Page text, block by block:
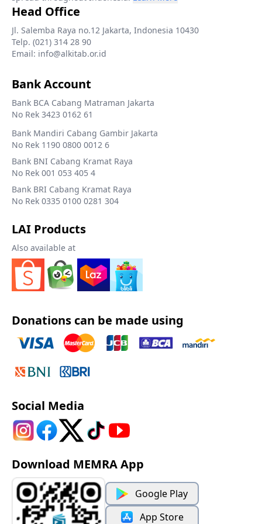
Head Office
Jl. Salemba Raya no.12 Jakarta, Indonesia 10430
Telp. (021) 314 28 90
Email: info@alkitab.or.id
Bank Account
Bank BCA Cabang Matraman Jakarta
No Rek 3423 0162 61
Bank Mandiri Cabang Gambir Jakarta
No Rek 1190 0800 0012 6
Bank BNI Cabang Kramat Raya
No Rek 001 053 405 4
Bank BRI Cabang Kramat Raya
No Rek 0335 0100 0281 304
LAI Products
Also available at
Donations can be made using
Social Media
Download MEMRA App
Google Play
App Store